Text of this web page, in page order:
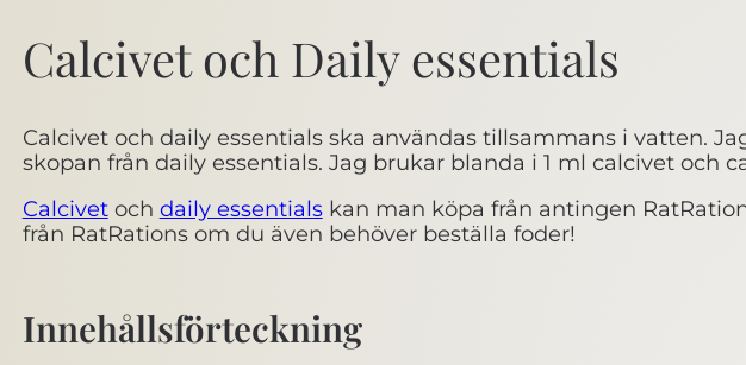
Calcivet och Daily essentials
Calcivet och daily essentials ska användas tillsammans i vatten.
skopan från daily essentials. Jag brukar blanda i 1 ml calcivet och
Calcivetoch daily essentialskan man köpa från antingen
från RatRations om du även behöver beställa foder!
Innehållsförteckning